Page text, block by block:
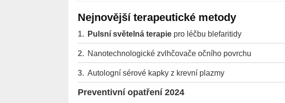
Nejnovější terapeutické metody
Pulsní světelná terapiepro léčbu blefaritidy
Nanotechnologické zvlhčovače očního povrchu
Autologní sérové kapky z krevní plazmy
Preventivní opatření 2024